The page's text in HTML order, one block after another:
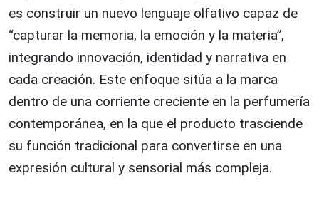
es construir un nuevo lenguaje olfativo capaz de
“capturar la memoria, la emoción y la materia”,
integrando innovación, identidad y narrativa en
cada creación. Este enfoque sitúa a la marca
dentro de una corriente creciente en la perfumería
contemporánea, en la que el producto trasciende
su función tradicional para convertirse en una
expresión cultural y sensorial más compleja.